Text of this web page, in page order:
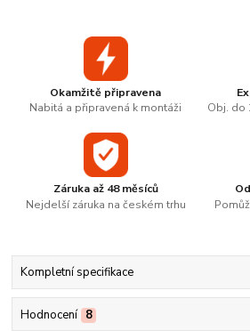
Okamžitě připravena
Nabitá a připravená k montáži
Obj. do
Záruka až 48 měsíců
Nejdelší záruka na českém trhu
Kompletní specifikace
Hodnocení 8